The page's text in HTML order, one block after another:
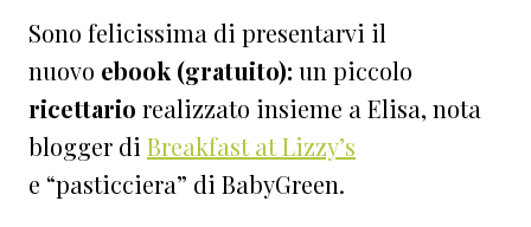
Sono felicissima di presentarvi il
nuovo ebook (gratuito): un piccolo
ricettario realizzato insieme a Elisa, nota
blogger di Breakfast at Lizzy’s
e “pasticciera” di BabyGreen.